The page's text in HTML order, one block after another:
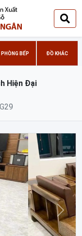
PHÒNG BẾP ĐỒ KHÁC
Hiện Đại
Sau